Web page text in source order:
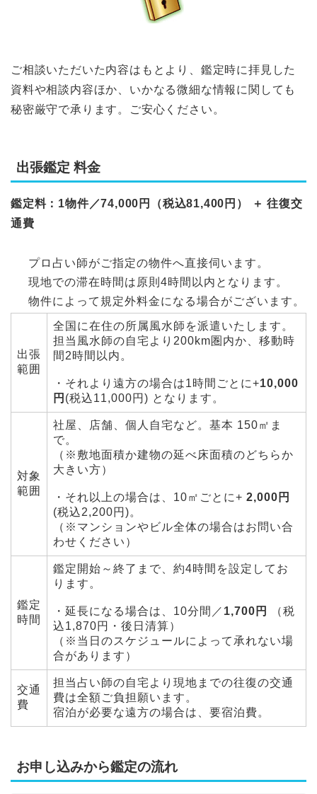
ご相談いただいた内容はもとより、鑑定時に拝見した
資料や相談内容ほか、いかなる微細な情報に関しても
秘密厳守で承ります。ご安心ください。
出張鑑定 料金
鑑定料：1物件／74,000円（税込81,400円） ＋ 往復交
通費
プロ占い師がご指定の物件へ直接伺います。
現地での滞在時間は原則4時間以内となります。
物件によって規定外料金になる場合がございます。
出張
範囲
全国に在住の所属風水師を派遣いたします。
担当風水師の自宅より200km圏内か、移動時
間2時間以内。
・それより遠方の場合は1時間ごとに+10,000
円 (税込11,000円) となります。
対象
範囲
社屋、店舗、個人自宅など。基本 150㎡ま
で。
（※敷地面積か建物の延べ床面積のどちらか
大きい方）
・それ以上の場合は、10㎡ごとに+ 2,000円
(税込2,200円)。
（※マンションやビル全体の場合はお問い合
わせください）
鑑定
時間
鑑定開始～終了まで、約4時間を設定してお
ります。
・延長になる場合は、10分間／ 1,700円
（税
込1,870円・後日清算）
（※当日のスケジュールによって承れない場
合があります）
交通
費
担当占い師の自宅より現地までの往復の交通
費は全額ご負担願います。
宿泊が必要な遠方の場合は、要宿泊費。
お申し込みから鑑定の流れ